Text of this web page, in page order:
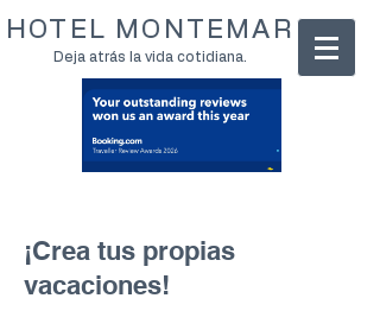
HOTEL MONTEMAR
Deja atrás la vida cotidiana.
¡Crea tus propias
vacaciones!